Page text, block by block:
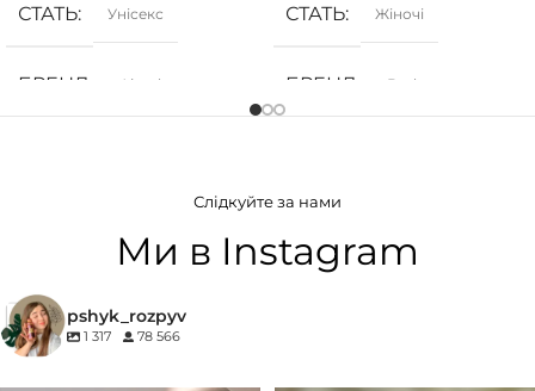
СТАТЬ Унісекс
БРЕНД Ajmal
Фруктові
EDP (парфумована вода)
СТАТЬ Жіночі
БРЕНД Burberry
КОНЦЕНТРАЦІЯ
Слідкуйте за нами
Ми в Instagram
pshyk_rozpyv
1 317 78 566